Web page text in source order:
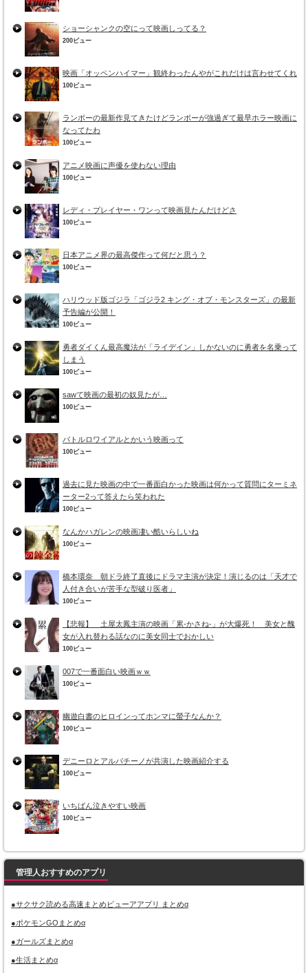
ショーシャンクの空にって映画しってる？
200ビュー
映画「オッペンハイマー」観終わったんやがこれだけは言わせてくれ
100ビュー
ランボーの最新作見てきたけどランボーが強過ぎて最早ホラー映画に
なってたわ
100ビュー
アニメ映画に声優を使わない理由
100ビュー
レディ・プレイヤー・ワンって映画見たんだけどさ
100ビュー
日本アニメ界の最高傑作って何だと思う？
100ビュー
ハリウッド版ゴジラ「ゴジラ2 キング・オブ・モンスターズ」の最新
予告編が公開！
100ビュー
勇者ダイくん最高魔法が「ライデイン」しかないのに勇者を名乗って
しまう
100ビュー
sawて映画の最初の奴見たが…
100ビュー
バトルロワイアルとかいう映画って
100ビュー
過去に見た映画の中で一番面白かった映画は何かって質問にターミネ
ーター2って答えたら笑われた
100ビュー
なんかハガレンの映画凄い酷いらしいね
100ビュー
橋本環奈 朝ドラ終了直後にドラマ主演が決定！演じるのは「天才で
人付き合いが苦手な型破り医者」
100ビュー
【悲報】 土屋太鳳主演の映画「累-かさね-」が大爆死！ 美女と醜
女が入れ替わる話なのに美女同士でおかしい
100ビュー
007で一番面白い映画ｗｗ
100ビュー
幽遊白書のヒロインってホンマに螢子なんか？
100ビュー
デニーロとアルパチーノが共演した映画紹介する
100ビュー
いちばん泣きやすい映画
100ビュー
管理人おすすめのアプリ
●サクサク読める高速まとめビューアアプリ まとめα
●ポケモンGOまとめα
●ガールズまとめα
●生活まとめα